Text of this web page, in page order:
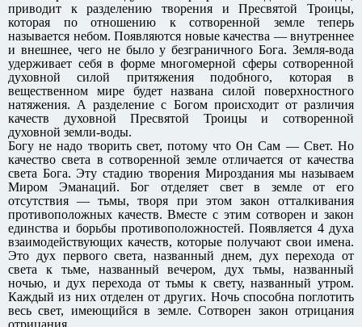
приводит к разделению творения и Пресвятой Троицы,
которая по отношению к сотворенной земле теперь
называется небом. Появляются новые качества — внутреннее
и внешнее, чего не было у безграничного Бога. Земля-вода
удерживает себя в форме многомерной сферы сотворенной
духовной силой притяжения подобного, которая в
вещественном мире будет названа силой поверхностного
натяжения. А разделение с Богом происходит от различия
качеств духовной Пресвятой Троицы и сотворенной
духовной земли-воды.
Богу не надо творить свет, потому что Он Сам — Свет. Но
качество света в сотворенной земле отличается от качества
света Бога. Эту стадию творения Мироздания мы называем
Миром Эманаций. Бог отделяет свет в земле от его
отсутствия — тьмы, творя при этом закон отталкивания
противоположных качеств. Вместе с этим сотворен и закон
единства и борьбы противоположностей. Появляется 4 духа
взаимодействующих качеств, которые получают свои имена.
Это дух первого света, названный днем, дух перехода от
света к тьме, названный вечером, дух тьмы, названный
ночью, и дух перехода от тьмы к свету, названный утром.
Каждый из них отделен от других. Ночь способна поглотить
весь свет, имеющийся в земле. Сотворен закон отрицания
отрицания.